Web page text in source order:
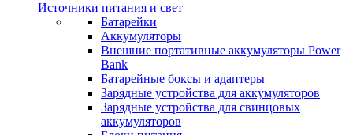
Источники питания и свет
Батарейки
Аккумуляторы
Внешние портативные аккумуляторы Power
Bank
Батарейные боксы и адаптеры
Зарядные устройства для аккумуляторов
Зарядные устройства для свинцовых
аккумуляторов